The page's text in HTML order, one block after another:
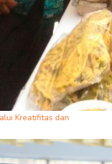
Kreatifitas dan